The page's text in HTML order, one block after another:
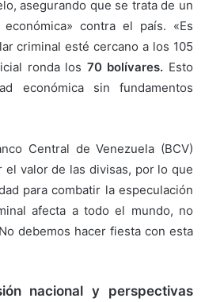
asegurando que se trata de un
contra el país. «Es
criminal esté cercano a los 105
ronda los 70 bolívares. Esto
económica sin fundamentos
Central de Venezuela (BCV)
el valor de las divisas, por lo que
para combatir la especulación
afecta a todo el mundo, no
debemos hacer fiesta con esta
nacional y perspectivas